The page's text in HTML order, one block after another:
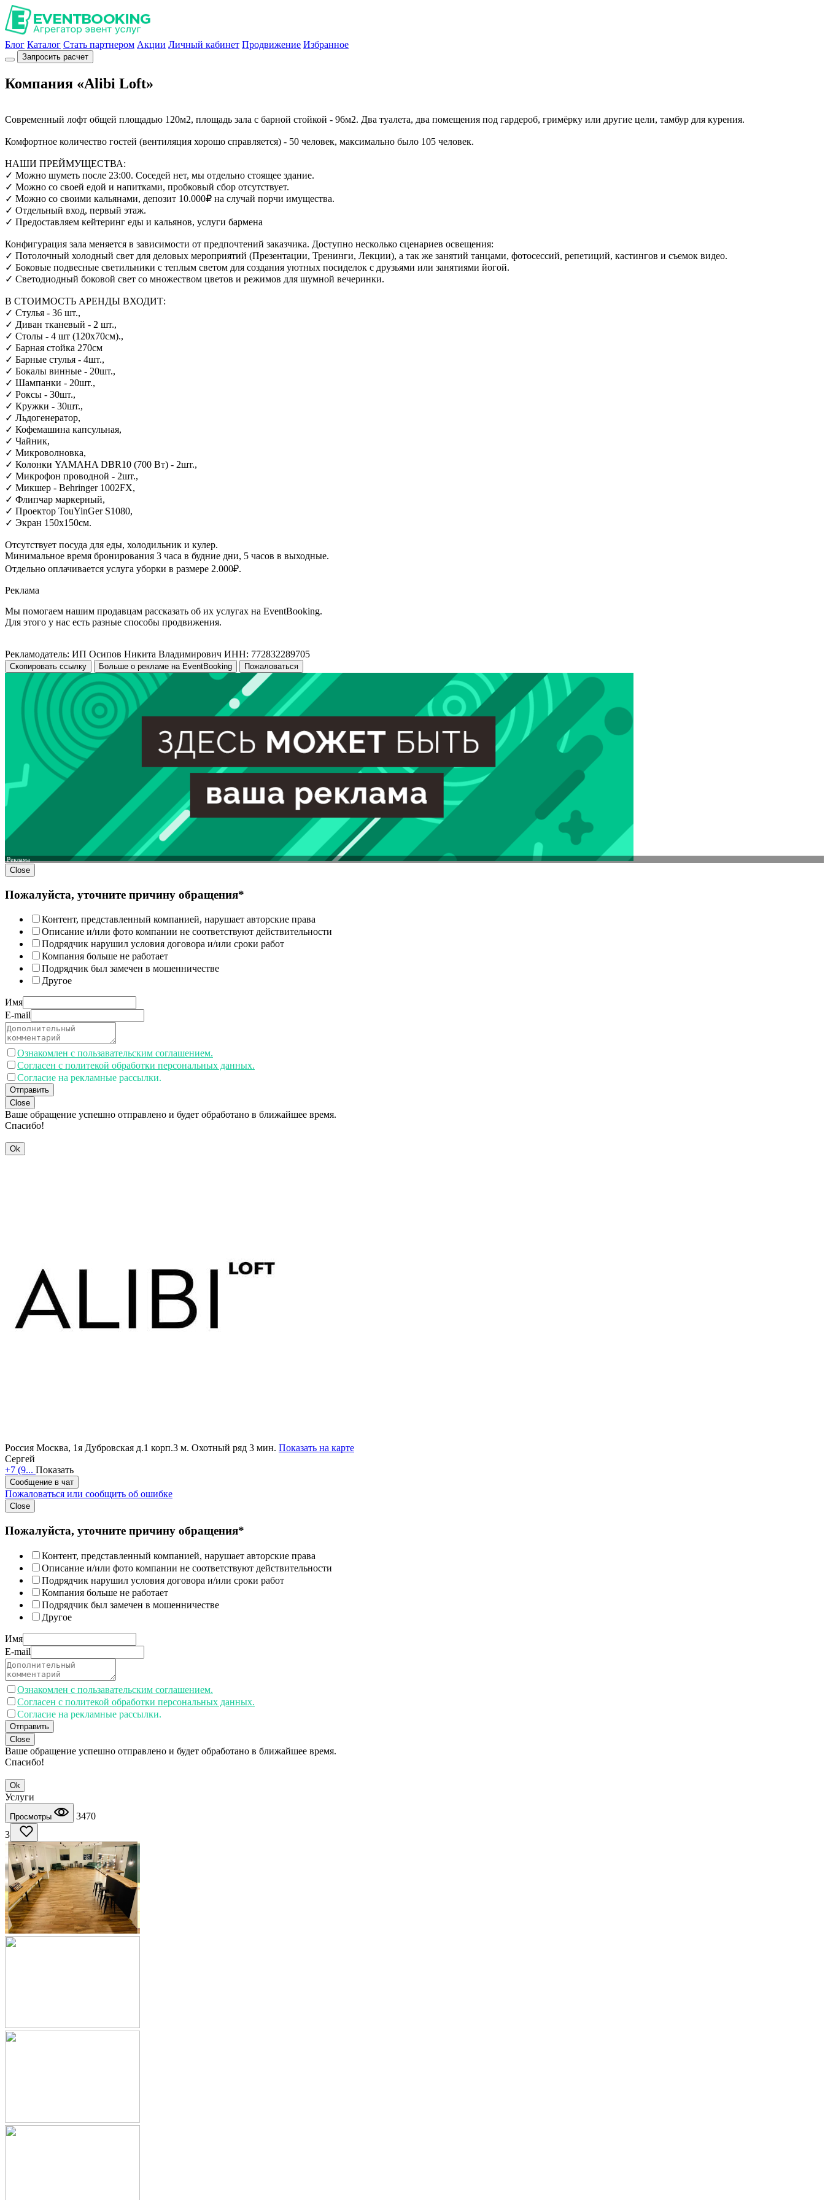
Блог Каталог Стать партнером Акции Личный кабинет Продвижение Избранное
Запросить расчет
Компания «Alibi Loft»
Современный лофт общей площадью 120м2, площадь зала с барной стойкой - 96м2. Два туалета, два помещения под гардероб, гримёрку или другие цели, тамбур для курения.
Комфортное количество гостей (вентиляция хорошо справляется) - 50 человек, максимально было 105 человек.
НАШИ ПРЕЙМУЩЕСТВА:
✓ Можно шуметь после 23:00. Соседей нет, мы отдельно стоящее здание.
✓ Можно со своей едой и напитками, пробковый сбор отсутствует.
✓ Можно со своими кальянами, депозит 10.000₽ на случай порчи имущества.
✓ Отдельный вход, первый этаж.
✓ Предоставляем кейтеринг еды и кальянов, услуги бармена
Конфигурация зала меняется в зависимости от предпочтений заказчика. Доступно несколько сценариев освещения:
✓ Потолочный холодный свет для деловых мероприятий (Презентации, Тренинги, Лекции), а так же занятий танцами, фотосессий, репетиций, кастингов и съемок видео.
✓ Боковые подвесные светильники с теплым светом для создания уютных посиделок с друзьями или занятиями йогой.
✓ Светодиодный боковой свет со множеством цветов и режимов для шумной вечеринки.
В СТОИМОСТЬ АРЕНДЫ ВХОДИТ:
✓ Стулья - 36 шт.,
✓ Диван тканевый - 2 шт.,
✓ Столы - 4 шт (120х70см).,
✓ Барная стойка 270см
✓ Барные стулья - 4шт.,
✓ Бокалы винные - 20шт.,
✓ Шампанки - 20шт.,
✓ Роксы - 30шт.,
✓ Кружки - 30шт.,
✓ Льдогенератор,
✓ Кофемашина капсульная,
✓ Чайник,
✓ Микроволновка,
✓ Колонки YAMAHA DBR10 (700 Вт) - 2шт.,
✓ Микрофон проводной - 2шт.,
✓ Микшер - Behringer 1002FX,
✓ Флипчар маркерный,
✓ Проектор TouYinGer S1080,
✓ Экран 150х150см.
Отсутствует посуда для еды, холодильник и кулер.
Минимальное время бронирования 3 часа в будние дни, 5 часов в выходные.
Отдельно оплачивается услуга уборки в размере 2.000₽.
Реклама
Мы помогаем нашим продавцам рассказать об их услугах на EventBooking.
Для этого у нас есть разные способы продвижения.
Рекламодатель: ИП Осипов Никита Владимирович ИНН: 772832289705
Скопировать ссылку Больше о рекламе на EventBooking Пожаловаться
Реклама
Close
Пожалуйста, уточните причину обращения*
Контент, представленный компанией, нарушает авторские права
Описание и/или фото компании не соответствуют действительности
Подрядчик нарушил условия договора и/или сроки работ
Компания больше не работает
Подрядчик был замечен в мошенничестве
Другое
Имя
E-mail
Ознакомлен с пользавательским соглашением.
Согласен с политекой обработки персональных данных.
Согласие на рекламные рассылки.
Отправить
Close
Ваше обращение успешно отправлено и будет обработано в ближайшее время.
Спасибо!
Ok
Россия Москва, 1я Дубровская д.1 корп.3 м. Охотный ряд 3 мин. Показать на карте
Сергей
+7 (9... Показать
Сообщение в чат
Пожаловаться или сообщить об ошибке
Close
Пожалуйста, уточните причину обращения*
Контент, представленный компанией, нарушает авторские права
Описание и/или фото компании не соответствуют действительности
Подрядчик нарушил условия договора и/или сроки работ
Компания больше не работает
Подрядчик был замечен в мошенничестве
Другое
Имя
E-mail
Ознакомлен с пользавательским соглашением.
Согласен с политекой обработки персональных данных.
Согласие на рекламные рассылки.
Отправить
Close
Ваше обращение успешно отправлено и будет обработано в ближайшее время.
Спасибо!
Ok
Услуги
Просмотры
3470
3